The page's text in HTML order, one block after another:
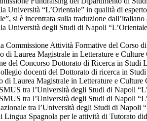
Università “L’Orientale” in qualità di
si è incentrata sulla traduzione
Università degli Studi di Napoli
Commissione Attività Formative del Corso
di Laurea Magistrale in Letterature e
del Concorso Dottorato di Ricerca in
docenti del Dottorato di ricerca in
di Laurea Magistrale in Letterature e
tra l’Università degli Studi di Napoli
tra l’Università degli Studi di Napoli
tra l’Università degli Studi di Napoli
Lingua Spagnola per le attività di Tutorato